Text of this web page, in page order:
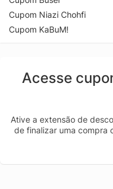
Cupom Niazi Chohfi
Cupom KaBuM!
Acesse
Ative a extensão de
de finalizar uma compra